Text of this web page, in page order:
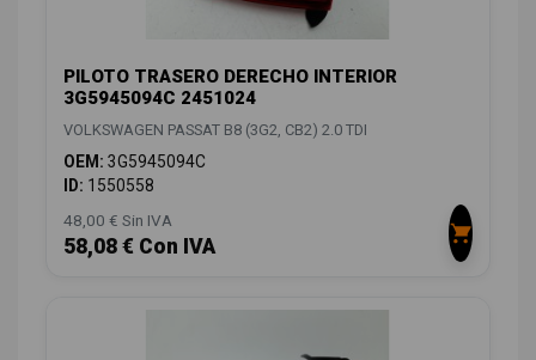
PILOTO TRASERO DERECHO INTERIOR
3G5945094C 2451024
VOLKSWAGEN PASSAT B8 (3G2, CB2) 2.0 TDI
OEM: 3G5945094C
ID: 1550558
48,00 € Sin IVA
58,08 € Con IVA